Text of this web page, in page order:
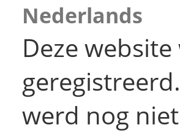
Nederlands
Deze
werd nog